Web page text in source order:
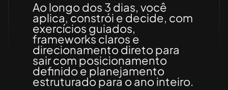
Ao longo dos 3 dias, você
aplica, constrói e decide, com
exercícios guiados,
frameworks claros e
direcionamento direto para
sair com posicionamento
definido e planejamento
estruturado para o ano inteiro.